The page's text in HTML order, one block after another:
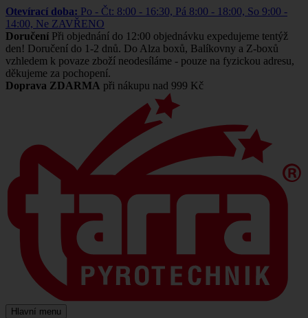
Otevírací doba: Po - Čt: 8:00 - 16:30, Pá 8:00 - 18:00, So 9:00 -
14:00, Ne ZAVŘENO
Doručení Při objednání do 12:00 objednávku expedujeme tentýž
den! Doručení do 1-2 dnů. Do Alza boxů, Balíkovny a Z-boxů
vzhledem k povaze zboží neodesíláme - pouze na fyzickou adresu,
děkujeme za pochopení.
Doprava ZDARMA při nákupu nad 999 Kč
Hlavní menu